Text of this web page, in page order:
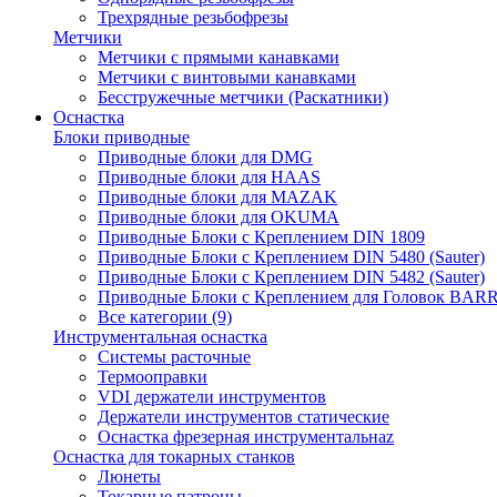
Трехрядные резьбофрезы
Метчики
Метчики с прямыми канавками
Метчики с винтовыми канавками
Бесстружечные метчики (Раскатники)
Оснастка
Блоки приводные
Приводные блоки для DMG
Приводные блоки для HAAS
Приводные блоки для MAZAK
Приводные блоки для OKUMA
Приводные Блоки с Креплением DIN 1809
Приводные Блоки с Креплением DIN 5480 (Sauter)
Приводные Блоки с Креплением DIN 5482 (Sauter)
Приводные Блоки с Креплением для Головок
Все категории (9)
Инструментальная оснастка
Системы расточные
Термооправки
VDI держатели инструментов
Держатели инструментов статические
Оснастка фрезерная инструментальнаz
Оснастка для токарных станков
Люнеты